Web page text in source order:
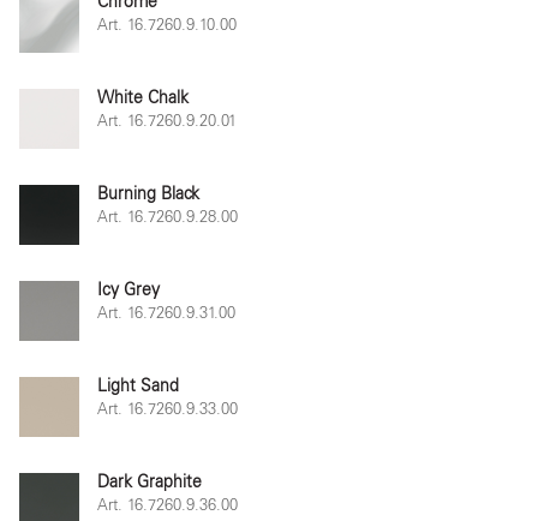
Art. 16.7260.9.10.00
White Chalk
Art. 16.7260.9.20.01
Burning Black
Art. 16.7260.9.28.00
Icy Grey
Art. 16.7260.9.31.00
Light Sand
Art. 16.7260.9.33.00
Dark Graphite
Art. 16.7260.9.36.00